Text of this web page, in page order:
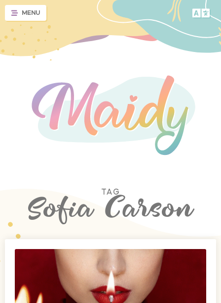
MENU
TAG
Sofia Carson